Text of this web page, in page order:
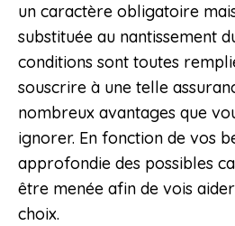
un caractère obligatoire
substituée au nantissement
conditions sont toutes
souscrire à une telle
nombreux avantages que
ignorer. En fonction de vos
approfondie des possibles
être menée afin de vois
choix.